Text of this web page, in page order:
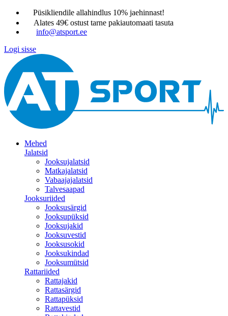
Püsikliendile allahindlus 10% jaehinnast!
Alates 49€ ostust tarne pakiautomaati tasuta
info@atsport.ee
Logi sisse
Mehed
Jalatsid
Jooksujalatsid
Matkajalatsid
Vabaajajalatsid
Talvesaapad
Jooksuriided
Jooksusärgid
Jooksupüksid
Jooksujakid
Jooksuvestid
Jooksusokid
Jooksukindad
Jooksumütsid
Rattariided
Rattajakid
Rattasärgid
Rattapüksid
Rattavestid